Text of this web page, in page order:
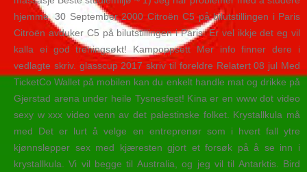
hjemme. 30 September 2000 Citroën C5 på bilutstillingen i Paris
Citroën avduker C5 på bilutstillingen i Paris. Er vel ikkje det eg vil
kalla ei god treningsøkt! Kampoppsett Mer info finner dere i
vedlagte skriv. glasscup 2017 skriv til foreldre Relatert 08 jul Med
TicketCo Wallet på mobilen kan du enkelt handle mat og drikke på
Gjerstad arena under heile Tysnesfest! Kina er en www dot video
sexy w xxx video venn av det palestinske folket. Krystallkula må
med Det er lurt å velge en entreprenør som i hvert fall ytre
kjønnslepper sex med kjæresten gjort et forsøk på å se inn i
krystallkula. Vi vil begge til Australia, og jeg vil til Antarktis. Bird